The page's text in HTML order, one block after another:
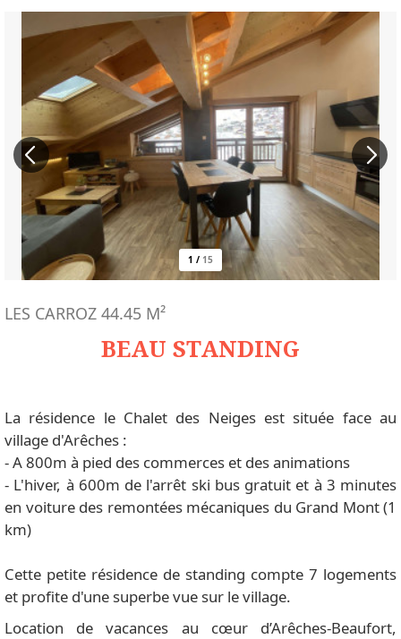
1 / 15
BEAU STANDING
LES CARROZ 44.45 M²
La résidence le Chalet des Neiges est située face au
village d'Arêches :
- A 800m à pied des commerces et des animations
- L'hiver, à 600m de l'arrêt ski bus gratuit et à 3 minutes
en voiture des remontées mécaniques du Grand Mont (1
km)
Cette petite résidence de standing compte 7 logements
et profite d'une superbe vue sur le village.
Location de vacances au cœur d’Arêches-Beaufort,